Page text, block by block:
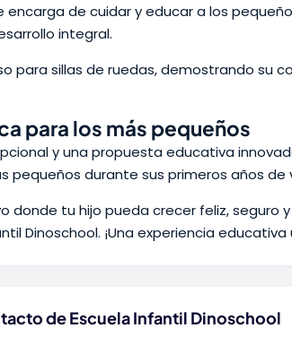
de cuidar y educar a los
integral.
para sillas de ruedas, demostrando su
para los más pequeños
y una propuesta educativa
pequeños durante sus primeros años de
donde tu hijo pueda crecer feliz, seguro
Dinoschool. ¡Una experiencia
de Escuela Infantil Dinoschool